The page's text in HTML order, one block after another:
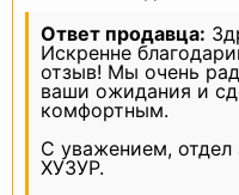
Ответ продавца:
Искренне
отзыв! Мы очень
ваши ожидания и
комфортным.
С уважением,
ХУЗУР.
субъектов
4.1. Субъекты
— получать
обработки
за
законами.
субъекту
Оператором в